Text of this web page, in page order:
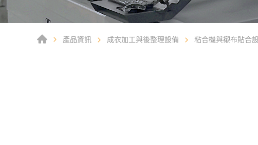
產品資訊 成衣加工與後整理設備 粘合機與襯布貼合